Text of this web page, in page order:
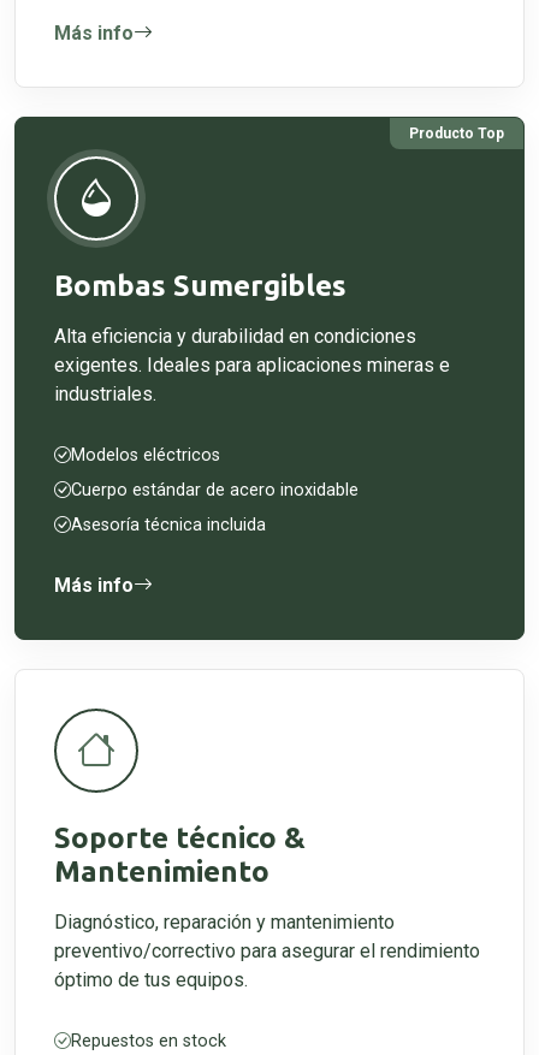
Más info
Producto Top
Bombas Sumergibles
Alta eficiencia y durabilidad en condiciones
exigentes. Ideales para aplicaciones mineras e
industriales.
Modelos eléctricos
Cuerpo estándar de acero inoxidable
Asesoría técnica incluida
Más info
Soporte técnico &
Mantenimiento
Diagnóstico, reparación y mantenimiento
preventivo/correctivo para asegurar el rendimiento
óptimo de tus equipos.
Repuestos en stock